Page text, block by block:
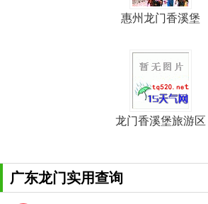
惠州龙门香溪堡
龙门香溪堡旅游区
广东龙门实用查询